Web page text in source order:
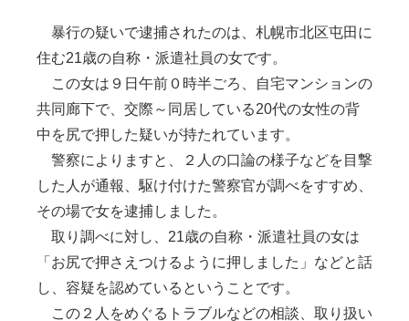
暴行の疑いで逮捕されたのは、札幌市北区屯田に
住む21歳の自称・派遣社員の女です。
この女は９日午前０時半ごろ、自宅マンションの
共同廊下で、交際～同居している20代の女性の背
中を尻で押した疑いが持たれています。
警察によりますと、２人の口論の様子などを目撃
した人が通報、駆け付けた警察官が調べをすすめ、
その場で女を逮捕しました。
取り調べに対し、21歳の自称・派遣社員の女は
「お尻で押さえつけるように押しました」などと話
し、容疑を認めているということです。
この２人をめぐるトラブルなどの相談、取り扱い